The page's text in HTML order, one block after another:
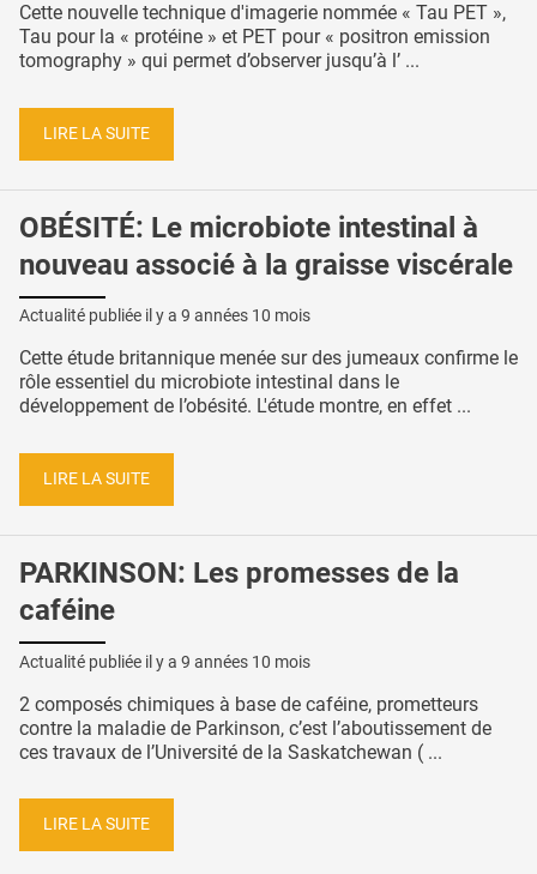
Cette nouvelle technique d'imagerie nommée « Tau PET »,
Tau pour la « protéine » et PET pour « positron emission
tomography » qui permet d’observer jusqu’à l’ ...
LIRE LA SUITE
OBÉSITÉ: Le microbiote intestinal à
nouveau associé à la graisse viscérale
Actualité publiée il y a 9 années 10 mois
Cette étude britannique menée sur des jumeaux confirme le
rôle essentiel du microbiote intestinal dans le
développement de l’obésité. L'étude montre, en effet ...
LIRE LA SUITE
PARKINSON: Les promesses de la
caféine
Actualité publiée il y a 9 années 10 mois
2 composés chimiques à base de caféine, prometteurs
contre la maladie de Parkinson, c’est l’aboutissement de
ces travaux de l’Université de la Saskatchewan ( ...
LIRE LA SUITE